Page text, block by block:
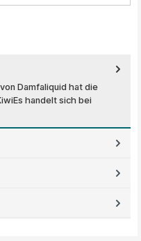
Damfaliquid hat die
handelt sich bei